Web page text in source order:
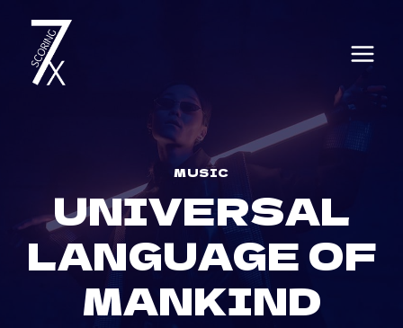
content
MUSIC
UNIVERSAL
LANGUAGE OF
MANKIND